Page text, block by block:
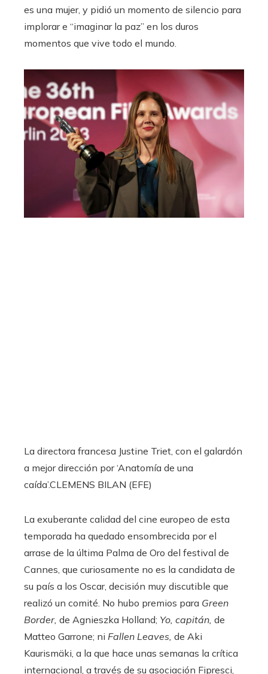
es una mujer, y pidió un momento de silencio para
implorar e “imaginar la paz” en los duros
momentos que vive todo el mundo.
La directora francesa Justine Triet, con el galardón
a mejor dirección por ‘Anatomía de una
caída’.CLEMENS BILAN (EFE)
La exuberante calidad del cine europeo de esta
temporada ha quedado ensombrecida por el
arrase de la última Palma de Oro del festival de
Cannes, que curiosamente no es la candidata de
su país a los Oscar, decisión muy discutible que
realizó un comité. No hubo premios para Green
Border, de Agnieszka Holland; Yo, capitán, de
Matteo Garrone; ni Fallen Leaves, de Aki
Kaurismäki, a la que hace unas semanas la crítica
internacional, a través de su asociación Fipresci,